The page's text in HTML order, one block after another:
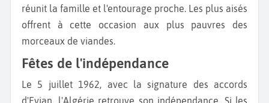
réunit la famille et l'entourage proche. Les plus aisés
offrent à cette occasion aux plus pauvres des
morceaux de viandes.
Fêtes de l'indépendance
Le 5 juillet 1962, avec la signature des accords
d'Evian, l'Algérie retrouve son indépendance. Si les